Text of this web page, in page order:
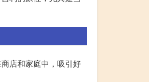
店和家庭中，吸引好